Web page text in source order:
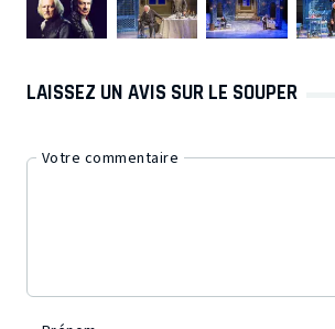
LAISSEZ UN AVIS SUR LE SOUPER
Votre commentaire